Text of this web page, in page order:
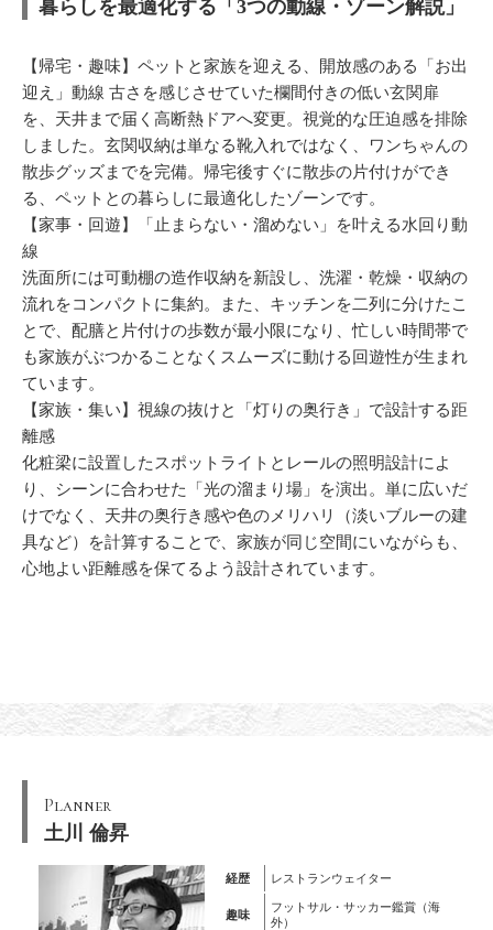
暮らしを最適化する「3つの動線・ゾーン解説」
【帰宅・趣味】ペットと家族を迎える、開放感のある「お出
迎え」動線 古さを感じさせていた欄間付きの低い玄関扉
を、天井まで届く高断熱ドアへ変更。視覚的な圧迫感を排除
しました。玄関収納は単なる靴入れではなく、ワンちゃんの
散歩グッズまでを完備。帰宅後すぐに散歩の片付けができ
る、ペットとの暮らしに最適化したゾーンです。
【家事・回遊】「止まらない・溜めない」を叶える水回り動
線
洗面所には可動棚の造作収納を新設し、洗濯・乾燥・収納の
流れをコンパクトに集約。また、キッチンを二列に分けたこ
とで、配膳と片付けの歩数が最小限になり、忙しい時間帯で
も家族がぶつかることなくスムーズに動ける回遊性が生まれ
ています。
【家族・集い】視線の抜けと「灯りの奥行き」で設計する距
離感
化粧梁に設置したスポットライトとレールの照明設計によ
り、シーンに合わせた「光の溜まり場」を演出。単に広いだ
けでなく、天井の奥行き感や色のメリハリ（淡いブルーの建
具など）を計算することで、家族が同じ空間にいながらも、
心地よい距離感を保てるよう設計されています。
Planner
土川 倫昇
経歴 レストランウェイター
趣味
フットサル・サッカー鑑賞（海
外）